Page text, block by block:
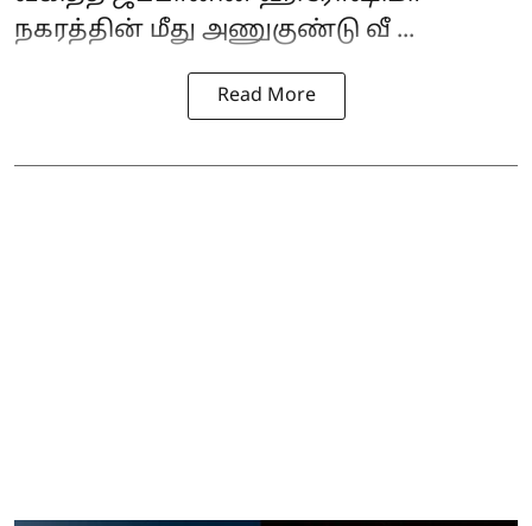
நகரத்தின் மீது அணுகுண்டு வீ ...
Read More